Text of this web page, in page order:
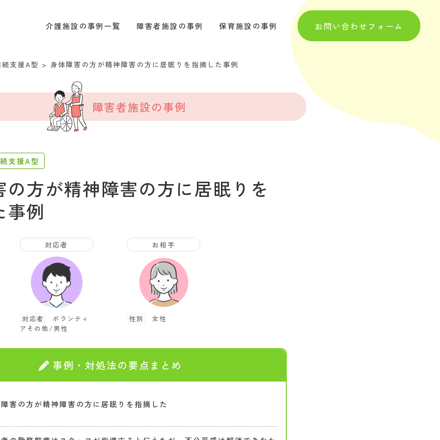
介護施設の事例一覧 障害者施設の事例 保育施設の事例 お問い合わせフォーム
支援A型 > 身体障害の方が精神障害の方に居眠りを指摘した事例
障害者施設の事例
支援A型
の方が精神障害の方に居眠りを
事例
対応者
対応者
ボランティ
アその他/男性
お相手
性別 女性
事例・対処法の要点まとめ
害の方が精神障害の方に居眠りを指摘した